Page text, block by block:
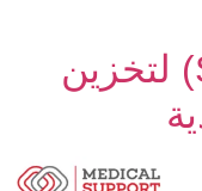
شروط الهيئة (SFDA) لتخزين